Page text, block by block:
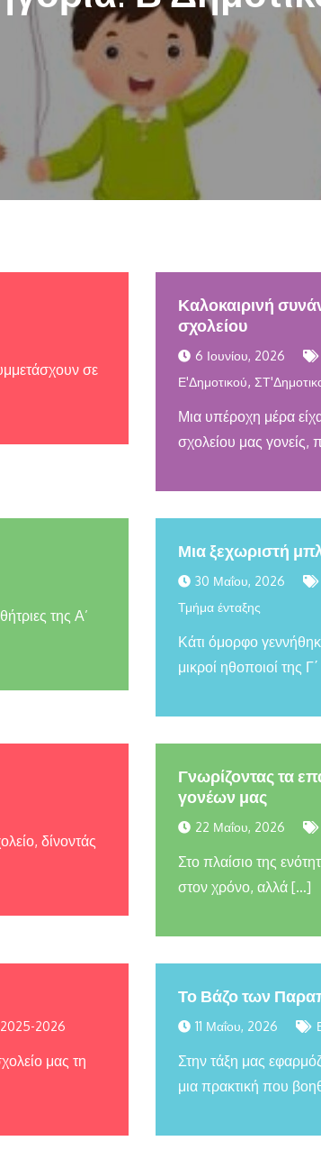
σε
Καλοκαιρινή
σχολείου
6 Ιουνίου, 2026
Ε'Δημοτικού,
Μια υπέροχη μέρα
σχολείου μας γονείς,
της Α’
Μια ξεχωριστή
30 Μαΐου, 2026
Τμήμα ένταξης
Κάτι όμορφο
μικροί ηθοποιοί της
δίνοντάς
Γνωρίζοντας τα
γονέων μας
22 Μαΐου, 2026
Στο πλαίσιο της
στον χρόνο, αλλά […]
2025-2026
μας τη
Το Βάζο των
11 Μαΐου, 2026
Στην τάξη μας
μια πρακτική που